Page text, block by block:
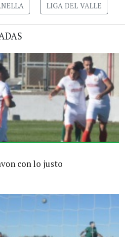
LIGA DEL VALLE
con lo justo